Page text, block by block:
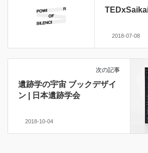
2018-07-08
次の記事
遺跡学の宇宙 ブックデザイ
ン | 日本遺跡学会
2018-10-04